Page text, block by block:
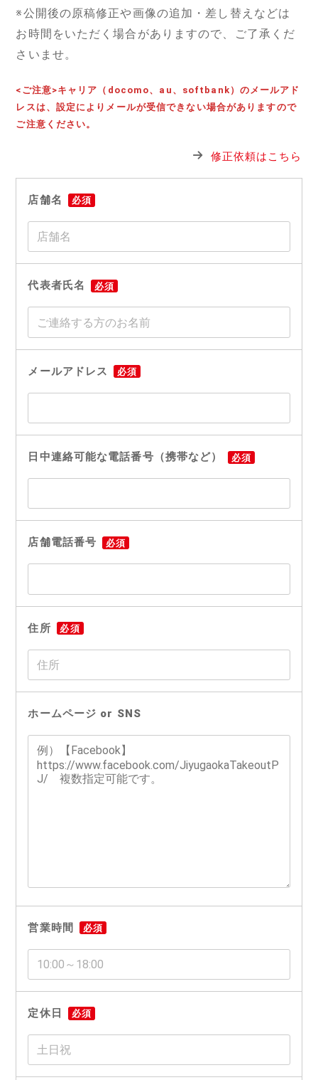
※公開後の原稿修正や画像の追加・差し替えなどは
お時間をいただく場合がありますので、ご了承くだ
さいませ。
<ご注意>キャリア（docomo、au、softbank）のメールアド
レスは、設定によりメールが受信できない場合がありますので
ご注意ください。
修正依頼はこちら
店舗名 必須
代表者氏名 必須
メールアドレス 必須
日中連絡可能な電話番号（携帯など） 必須
店舗電話番号 必須
住所 必須
ホームページ or SNS
営業時間 必須
定休日 必須